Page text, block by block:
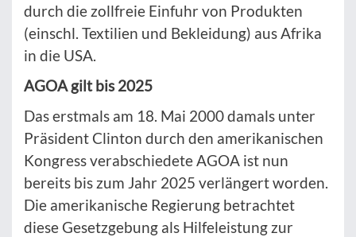
durch die zollfreie Einfuhr von Produkten
(einschl. Textilien und Bekleidung) aus Afrika
in die USA.
AGOA gilt bis 2025
Das erstmals am 18. Mai 2000 damals unter
Präsident Clinton durch den amerikanischen
Kongress verabschiedete AGOA ist nun
bereits bis zum Jahr 2025 verlängert worden.
Die amerikanische Regierung betrachtet
diese Gesetzgebung als Hilfeleistung zur